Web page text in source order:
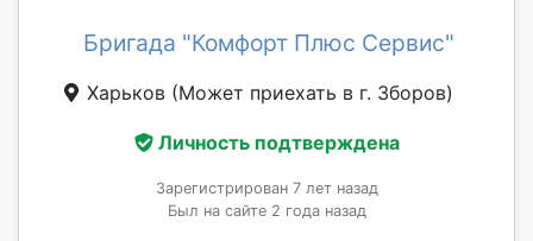
Бригада "Комфорт Плюс Сервис"
Харьков (Может приехать в г. Зборов)
Личность подтверждена
Зарегистрирован 7 лет назад
Был на сайте 2 года назад